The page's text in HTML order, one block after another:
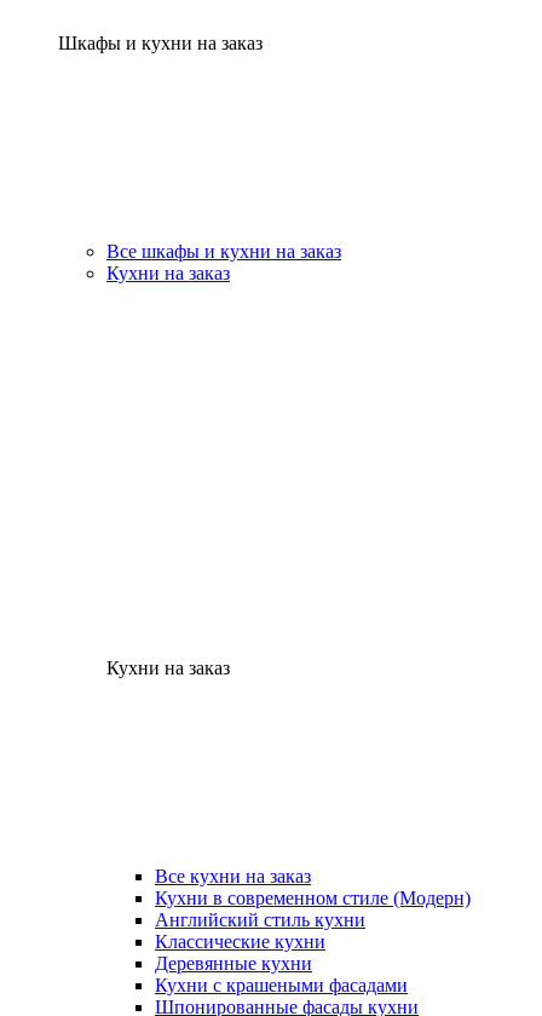
Шкафы и кухни на заказ
Все шкафы и кухни на заказ
Кухни на заказ
Кухни на заказ
Все кухни на заказ
Кухни в современном стиле (Модерн)
Английский стиль кухни
Классические кухни
Деревянные кухни
Кухни с крашеными фасадами
Шпонированные фасады кухни